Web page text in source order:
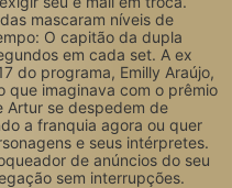
mascaram níveis de
O capitão da dupla
em cada set. A ex
do programa, Emilly Araújo,
que imaginava com o prêmio
Artur se despedem de
a franquia agora ou quer
e seus intérpretes.
de anúncios do seu
sem interrupções.